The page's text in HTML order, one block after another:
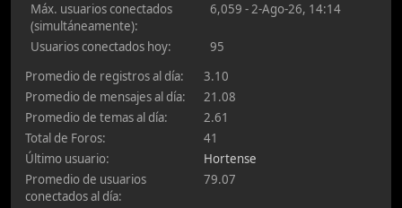
Máx. usuarios conectados
(simultáneamente):
6,059 - 2-Ago-26, 14:14
Usuarios conectados hoy:
95
Promedio de registros al día:
3.10
Promedio de mensajes al día:
21.08
Promedio de temas al día:
2.61
Total de Foros:
41
Último usuario:
Hortense
Promedio de usuarios
conectados al día:
79.07